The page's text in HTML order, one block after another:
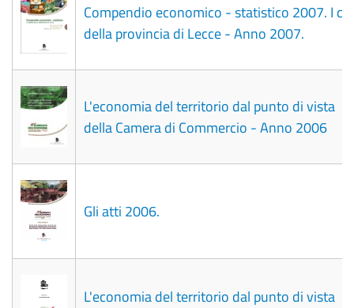
Compendio economico - statistico 2007. I
della provincia di Lecce - Anno 2007.
L'economia del territorio dal punto di vista
della Camera di Commercio - Anno 2006
Gli atti 2006.
L'economia del territorio dal punto di vista